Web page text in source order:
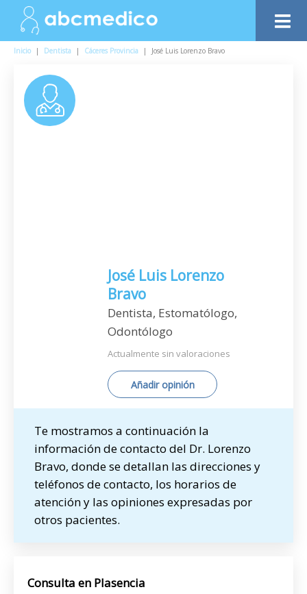
Inicio | Dentista | Cáceres Provincia | José Luis Lorenzo Bravo
José Luis Lorenzo
Bravo
Dentista, Estomatólogo,
Odontólogo
Actualmente sin valoraciones
Añadir opinión
Te mostramos a continuación la
información de contacto del Dr. Lorenzo
Bravo, donde se detallan las direcciones y
teléfonos de contacto, los horarios de
atención y las opiniones expresadas por
otros pacientes.
Consulta en Plasencia